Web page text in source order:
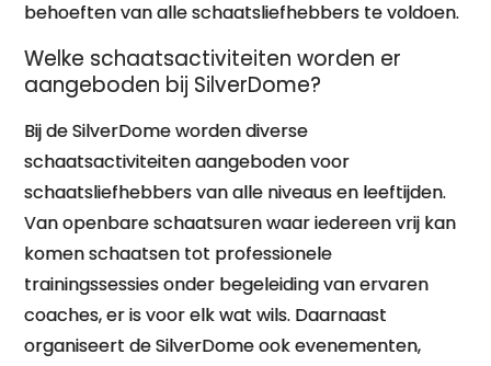
behoeften van alle schaatsliefhebbers te voldoen.
Welke schaatsactiviteiten worden er
aangeboden bij SilverDome?
Bij de SilverDome worden diverse
schaatsactiviteiten aangeboden voor
schaatsliefhebbers van alle niveaus en leeftijden.
Van openbare schaatsuren waar iedereen vrij kan
komen schaatsen tot professionele
trainingssessies onder begeleiding van ervaren
coaches, er is voor elk wat wils. Daarnaast
organiseert de SilverDome ook evenementen,